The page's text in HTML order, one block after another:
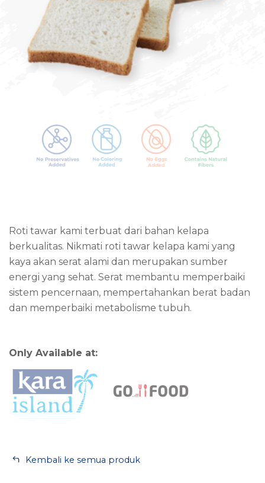
Roti tawar kami terbuat dari bahan kelapa
berkualitas. Nikmati roti tawar kelapa kami yang
kaya akan serat alami dan merupakan sumber
energi yang sehat. Serat membantu memperbaiki
sistem pencernaan, mempertahankan berat badan
dan memperbaiki metabolisme tubuh.
Only Available at:
Kembali ke semua produk